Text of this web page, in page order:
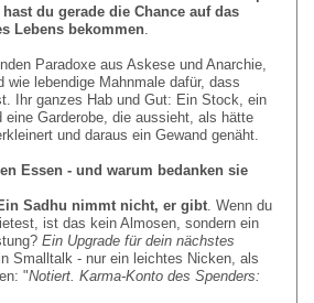
du gerade die Chance auf das
Lebens bekommen
Paradoxe aus Askese und Anarchie,
wie lebendige Mahnmale dafür, dass
Ihr ganzes Hab und Gut: Ein Stock, ein
eine Garderobe, die aussieht, als hätte
und daraus ein Gewand genäht.
Essen - und warum bedanken sie
Sadhu nimmt nicht, er gibt . Wenn du
ist das kein Almosen, sondern ein
Ein Upgrade für dein nächstes
Smalltalk - nur ein leichtes Nicken, als
"Notiert. Karma-Konto des Spenders: